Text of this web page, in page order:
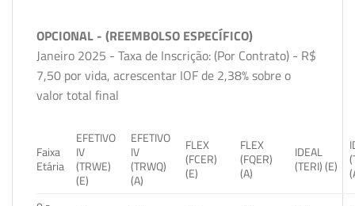
OPCIONAL - (REEMBOLSO ESPECÍFICO)
Janeiro 2025 - Taxa de Inscrição: (Por Contrato) - R$
7,50 por vida, acrescentar IOF de 2,38% sobre o
valor total final
Faixa
Etária
EFETIVO
IV
(TRWE)
(E)
EFETIVO
IV
(TRWQ)
(A)
FLEX
(FCER)
(E)
FLEX
(FQER)
(A)
IDEAL
(TERI) (E)